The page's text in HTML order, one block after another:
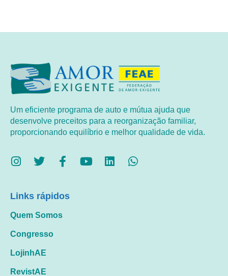
Um eficiente programa de auto e mútua ajuda que
desenvolve preceitos para a reorganização familiar,
proporcionando equilíbrio e melhor qualidade de vida.
Links rápidos
Quem Somos
Congresso
LojinhAE
RevistAE